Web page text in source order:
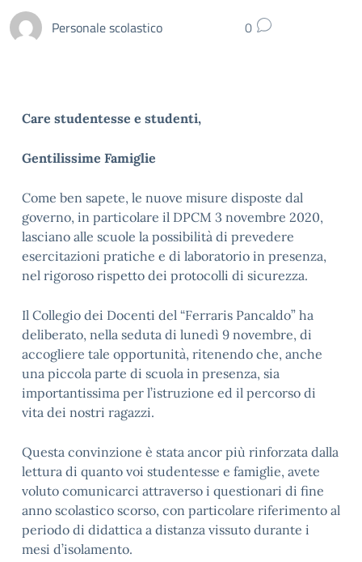
Personale scolastico 0
Care studentesse e studenti,
Gentilissime Famiglie
Come ben sapete, le nuove misure disposte dal
governo, in particolare il DPCM 3 novembre 2020,
lasciano alle scuole la possibilità di prevedere
esercitazioni pratiche e di laboratorio in presenza,
nel rigoroso rispetto dei protocolli di sicurezza.
Il Collegio dei Docenti del “Ferraris Pancaldo” ha
deliberato, nella seduta di lunedì 9 novembre, di
accogliere tale opportunità, ritenendo che, anche
una piccola parte di scuola in presenza, sia
importantissima per l’istruzione ed il percorso di
vita dei nostri ragazzi.
Questa convinzione è stata ancor più rinforzata dalla
lettura di quanto voi studentesse e famiglie, avete
voluto comunicarci attraverso i questionari di fine
anno scolastico scorso, con particolare riferimento al
periodo di didattica a distanza vissuto durante i
mesi d’isolamento.